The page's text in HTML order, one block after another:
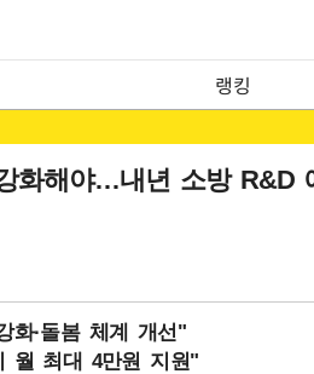
랭킹
화해야…내년 소방 R&D
화·돌봄 체계 개선"
월 최대 4만원 지원"